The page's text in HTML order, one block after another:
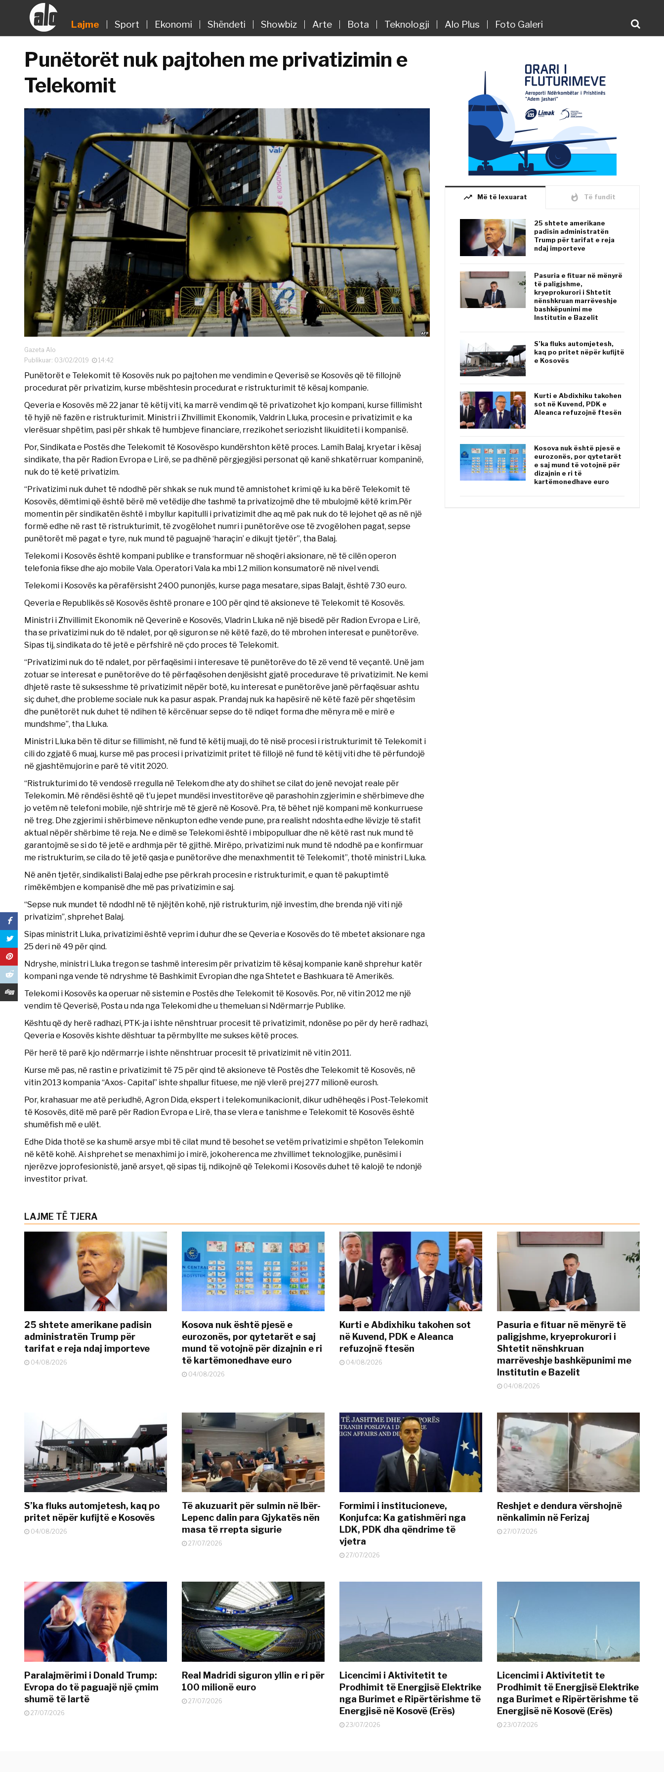
Lajme Sport Ekonomi Shëndeti Showbiz Arte Bota Teknologji Alo Plus Foto Galeri
Punëtorët nuk pajtohen me privatizimin e
Telekomit
Gazeta Alo
Publikuar: 03/02/2019
14:42
Punëtorët e Telekomit të Kosovës nuk po pajtohen me vendimin e Qeverisë se Kosovës që të fillojnë
procedurat për privatizim, kurse mbështesin procedurat e ristrukturimit të kësaj kompanie.
Qeveria e Kosovës më 22 janar të këtij viti, ka marrë vendim që të privatizohet kjo kompani, kurse fillimisht
të hyjë në fazën e ristrukturimit. Ministri i Zhvillimit Ekonomik, Valdrin Lluka, procesin e privatizimit e ka
vlerësuar shpëtim, pasi për shkak të humbjeve financiare, rrezikohet seriozisht likuiditeti i kompanisë.
Por, Sindikata e Postës dhe Telekomit të Kosovëspo kundërshton këtë proces. Lamih Balaj, kryetar i kësaj
sindikate, tha për Radion Evropa e Lirë, se pa dhënë përgjegjësi personat që kanë shkatërruar kompaninë,
nuk do të ketë privatizim.
“Privatizimi nuk duhet të ndodhë për shkak se nuk mund të amnistohet krimi që iu ka bërë Telekomit të
Kosovës, dëmtimi që është bërë më vetëdije dhe tashmë ta privatizojmë dhe të mbulojmë këtë krim.Për
momentin për sindikatën është i mbyllur kapitulli i privatizimit dhe aq më pak nuk do të lejohet që as në një
formë edhe në rast të ristrukturimit, të zvogëlohet numri i punëtorëve ose të zvogëlohen pagat, sepse
punëtorët më pagat e tyre, nuk mund të paguajnë ‘haraçin’ e dikujt tjetër”, tha Balaj.
Telekomi i Kosovës është kompani publike e transformuar në shoqëri aksionare, në të cilën operon
telefonia fikse dhe ajo mobile Vala. Operatori Vala ka mbi 1.2 milion konsumatorë në nivel vendi.
Telekomi i Kosovës ka përafërsisht 2400 punonjës, kurse paga mesatare, sipas Balajt, është 730 euro.
Qeveria e Republikës së Kosovës është pronare e 100 për qind të aksioneve të Telekomit të Kosovës.
Ministri i Zhvillimit Ekonomik në Qeverinë e Kosovës, Vladrin Lluka në një bisedë për Radion Evropa e Lirë,
tha se privatizimi nuk do të ndalet, por që siguron se në këtë fazë, do të mbrohen interesat e punëtorëve.
Sipas tij, sindikata do të jetë e përfshirë në çdo proces të Telekomit.
“Privatizimi nuk do të ndalet, por përfaqësimi i interesave të punëtorëve do të zë vend të veçantë. Unë jam
zotuar se interesat e punëtorëve do të përfaqësohen denjësisht gjatë procedurave të privatizimit. Ne kemi
dhjetë raste të suksesshme të privatizimit nëpër botë, ku interesat e punëtorëve janë përfaqësuar ashtu
siç duhet, dhe probleme sociale nuk ka pasur aspak. Prandaj nuk ka hapësirë në këtë fazë për shqetësim
dhe punëtorët nuk duhet të ndihen të kërcënuar sepse do të ndiqet forma dhe mënyra më e mirë e
mundshme”, tha Lluka.
Ministri Lluka bën të ditur se fillimisht, në fund të këtij muaji, do të nisë procesi i ristrukturimit të Telekomit i
cili do zgjatë 6 muaj, kurse më pas procesi i privatizimit pritet të fillojë në fund të këtij viti dhe të përfundojë
në gjashtëmujorin e parë të vitit 2020.
“Ristrukturimi do të vendosë rregulla në Telekom dhe aty do shihet se cilat do jenë nevojat reale për
Telekomin. Më rëndësi është që t’u jepet mundësi investitorëve që parashohin zgjerimin e shërbimeve dhe
jo vetëm në telefoni mobile, një shtrirje më të gjerë në Kosovë. Pra, të bëhet një kompani më konkurruese
në treg. Dhe zgjerimi i shërbimeve nënkupton edhe vende pune, pra realisht ndoshta edhe lëvizje të stafit
aktual nëpër shërbime të reja. Ne e dimë se Telekomi është i mbipopulluar dhe në këtë rast nuk mund të
garantojmë se si do të jetë e ardhmja për të gjithë. Mirëpo, privatizimi nuk mund të ndodhë pa e konfirmuar
me ristrukturim, se cila do të jetë qasja e punëtorëve dhe menaxhmentit të Telekomit”, thotë ministri Lluka.
Në anën tjetër, sindikalisti Balaj edhe pse përkrah procesin e ristrukturimit, e quan të pakuptimtë
rimëkëmbjen e kompanisë dhe më pas privatizimin e saj.
“Sepse nuk mundet të ndodhl në të njëjtën kohë, një ristrukturim, një investim, dhe brenda një viti një
privatizim”, shprehet Balaj.
Sipas ministrit Lluka, privatizimi është veprim i duhur dhe se Qeveria e Kosovës do të mbetet aksionare nga
25 deri në 49 për qind.
Ndryshe, ministri Lluka tregon se tashmë interesim për privatizim të kësaj kompanie kanë shprehur katër
kompani nga vende të ndryshme të Bashkimit Evropian dhe nga Shtetet e Bashkuara të Amerikës.
Telekomi i Kosovës ka operuar në sistemin e Postës dhe Telekomit të Kosovës. Por, në vitin 2012 me një
vendim të Qeverisë, Posta u nda nga Telekomi dhe u themeluan si Ndërmarrje Publike.
Kështu që dy herë radhazi, PTK-ja i ishte nënshtruar procesit të privatizimit, ndonëse po për dy herë radhazi,
Qeveria e Kosovës kishte dështuar ta përmbyllte me sukses këtë proces.
Për herë të parë kjo ndërmarrje i ishte nënshtruar procesit të privatizimit në vitin 2011.
Kurse më pas, në rastin e privatizimit të 75 për qind të aksioneve të Postës dhe Telekomit të Kosovës, në
vitin 2013 kompania “Axos- Capital” ishte shpallur fituese, me një vlerë prej 277 milionë eurosh.
Por, krahasuar me atë periudhë, Agron Dida, ekspert i telekomunikacionit, dikur udhëheqës i Post-Telekomit
të Kosovës, ditë më parë për Radion Evropa e Lirë, tha se vlera e tanishme e Telekomit të Kosovës është
shumëfish më e ulët.
Edhe Dida thotë se ka shumë arsye mbi të cilat mund të besohet se vetëm privatizimi e shpëton Telekomin
në këtë kohë. Ai shprehet se menaxhimi jo i mirë, jokoherenca me zhvillimet teknologjike, punësimi i
njerëzve joprofesionistë, janë arsyet, që sipas tij, ndikojnë që Telekomi i Kosovës duhet të kalojë te ndonjë
investitor privat.
trending_up Më të lexuarat whatshot Të fundit
25 shtete amerikane
padisin administratën
Trump për tarifat e reja
ndaj importeve
Pasuria e fituar në mënyrë
të paligjshme,
kryeprokurori i Shtetit
nënshkruan marrëveshje
bashkëpunimi me
Institutin e Bazelit
S’ka fluks automjetesh,
kaq po pritet nëpër kufijtë
e Kosovës
Kurti e Abdixhiku takohen
sot në Kuvend, PDK e
Aleanca refuzojnë ftesën
Kosova nuk është pjesë e
eurozonës, por qytetarët
e saj mund të votojnë për
dizajnin e ri të
kartëmonedhave euro
LAJME TË TJERA
25 shtete amerikane padisin
administratën Trump për
tarifat e reja ndaj importeve
04/08/2026
Kosova nuk është pjesë e
eurozonës, por qytetarët e saj
mund të votojnë për dizajnin e ri
të kartëmonedhave euro
04/08/2026
Kurti e Abdixhiku takohen sot
në Kuvend, PDK e Aleanca
refuzojnë ftesën
04/08/2026
Pasuria e fituar në mënyrë të
paligjshme, kryeprokurori i
Shtetit nënshkruan
marrëveshje bashkëpunimi me
Institutin e Bazelit
04/08/2026
S’ka fluks automjetesh, kaq po
pritet nëpër kufijtë e Kosovës
04/08/2026
Të akuzuarit për sulmin në Ibër-
Lepenc dalin para Gjykatës nën
masa të rrepta sigurie
27/07/2026
Formimi i institucioneve,
Konjufca: Ka gatishmëri nga
LDK, PDK dha qëndrime të
vjetra
27/07/2026
Reshjet e dendura vërshojnë
nënkalimin në Ferizaj
27/07/2026
Paralajmërimi i Donald Trump:
Evropa do të paguajë një çmim
shumë të lartë
27/07/2026
Real Madridi siguron yllin e ri për
100 milionë euro
27/07/2026
Licencimi i Aktivitetit te
Prodhimit të Energjisë Elektrike
nga Burimet e Ripërtërishme të
Energjisë në Kosovë (Erës)
23/07/2026
Licencimi i Aktivitetit te
Prodhimit të Energjisë Elektrike
nga Burimet e Ripërtërishme të
Energjisë në Kosovë (Erës)
23/07/2026